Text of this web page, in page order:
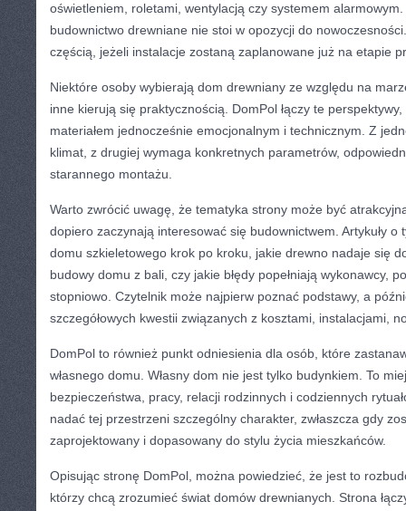
oświetleniem, roletami, wentylacją czy systemem
budownictwo drewniane nie stoi w opozycji do
częścią, jeżeli instalacje zostaną zaplanowane już na etapie
Niektóre osoby wybierają dom drewniany ze względu na
inne kierują się praktycznością. DomPol łączy te
materiałem jednocześnie emocjonalnym i technicznym. Z
klimat, z drugiej wymaga konkretnych parametrów,
starannego montażu.
Warto zwrócić uwagę, że tematyka strony może być
dopiero zaczynają interesować się budownictwem. Artykuły o
domu szkieletowego krok po kroku, jakie drewno nadaje się
budowy domu z bali, czy jakie błędy popełniają wykonawcy,
stopniowo. Czytelnik może najpierw poznać podstawy, a
szczegółowych kwestii związanych z kosztami, instalacjami,
DomPol to również punkt odniesienia dla osób, które
własnego domu. Własny dom nie jest tylko budynkiem. To
bezpieczeństwa, pracy, relacji rodzinnych i codziennych
nadać tej przestrzeni szczególny charakter, zwłaszcza gdy
zaprojektowany i dopasowany do stylu życia mieszkańców.
Opisując stronę DomPol, można powiedzieć, że jest to
którzy chcą zrozumieć świat domów drewnianych. Strona